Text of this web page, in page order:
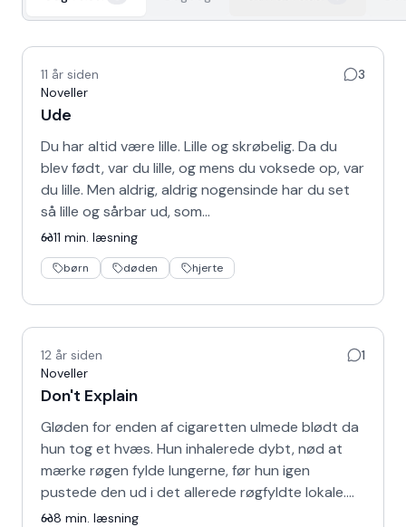
11 år siden
3
Noveller
Ude
Du har altid være lille. Lille og skrøbelig. Da du
blev født, var du lille, og mens du voksede op, var
du lille. Men aldrig, aldrig nogensinde har du set
så lille og sårbar ud, som…
11 min. læsning
børn døden hjerte
12 år siden
1
Noveller
Don't Explain
Gløden for enden af cigaretten ulmede blødt da
hun tog et hvæs. Hun inhalerede dybt, nød at
mærke røgen fylde lungerne, før hun igen
pustede den ud i det allerede røgfyldte lokale.…
8 min. læsning